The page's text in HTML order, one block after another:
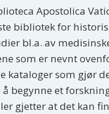
Apostolica
bibliotek for
bl.a. av
som er nevnt
kataloger som gjør
begynne et
gjetter at det kan